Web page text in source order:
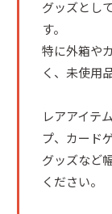
グッズとし
す。
特に外箱や
く、未使用
レアアイテ
プ、カード
グッズなど
ください。